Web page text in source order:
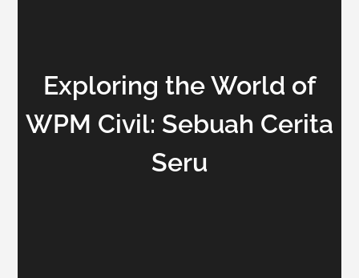
Exploring the World of
WPM Civil: Sebuah Cerita
Seru